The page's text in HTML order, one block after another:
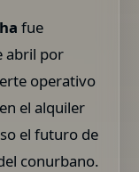
fue
abril por
operativo
el alquiler
el futuro de
conurbano.